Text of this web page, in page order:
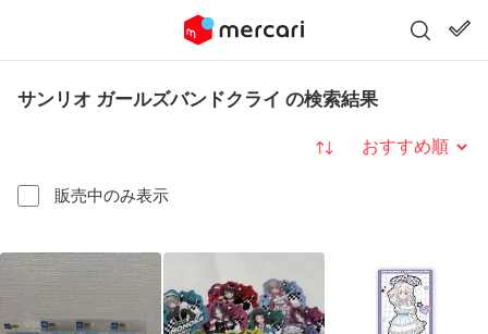
サンリオ ガールズバンドクライ の検索結果
販売中のみ表示
並び替え